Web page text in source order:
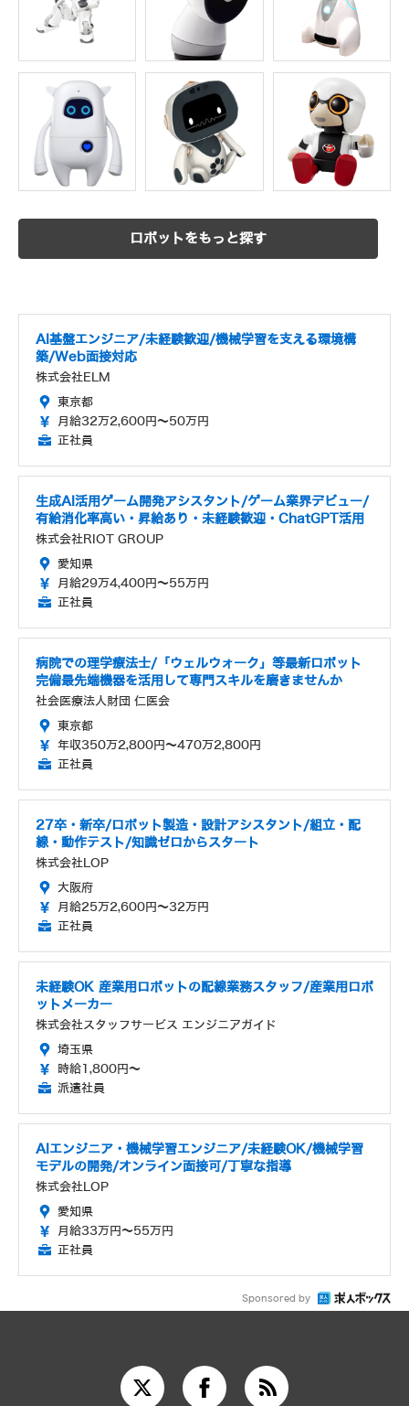
ロボットをもっと探す
AI基盤エンジニア/未経験歓迎/機械学習を支える環境構
築/Web面接対応
株式会社ELM
東京都
月給32万2,600円～50万円
正社員
生成AI活用ゲーム開発アシスタント/ゲーム業界デビュー/
有給消化率高い・昇給あり・未経験歓迎・ChatGPT活用
株式会社RIOT GROUP
愛知県
月給29万4,400円～55万円
正社員
病院での理学療法士/「ウェルウォーク」等最新ロボット
完備最先端機器を活用して専門スキルを磨きませんか
社会医療法人財団 仁医会
東京都
年収350万2,800円～470万2,800円
正社員
27卒・新卒/ロボット製造・設計アシスタント/組立・配
線・動作テスト/知識ゼロからスタート
株式会社LOP
大阪府
月給25万2,600円～32万円
正社員
未経験OK 産業用ロボットの配線業務スタッフ/産業用ロボ
ットメーカー
株式会社スタッフサービス エンジニアガイド
埼玉県
時給1,800円～
派遣社員
AIエンジニア・機械学習エンジニア/未経験OK/機械学習
モデルの開発/オンライン面接可/丁寧な指導
株式会社LOP
愛知県
月給33万円～55万円
正社員
Sponsored by